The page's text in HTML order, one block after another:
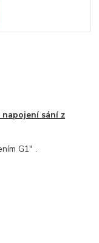
sání z
G1" .